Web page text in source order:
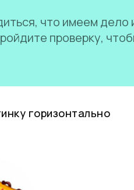
что имеем дело
проверку,
горизонтально